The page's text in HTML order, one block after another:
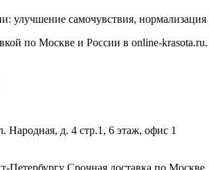
улучшение самочувствия,
по Москве и России в online-
Народная, д. 4 стр.1, 6 этаж, офис 1
Петербургу Срочная доставка по